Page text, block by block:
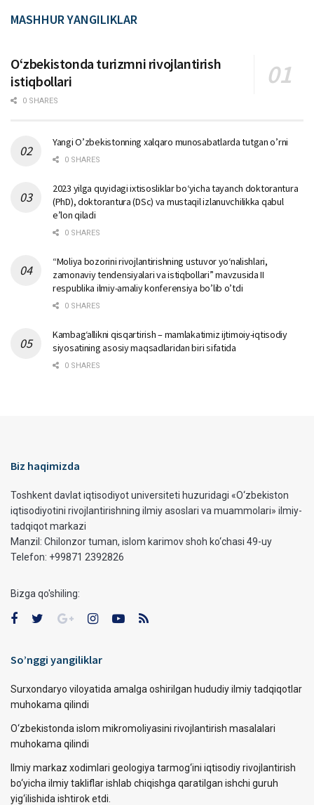
MASHHUR YANGILIKLAR
Oʻzbekistonda turizmni rivojlantirish
istiqbollari
0 SHARES
Yangi O’zbekistonning xalqaro munosabatlarda tutgan o’rni
0 SHARES
2023 yilga quyidagi ixtisosliklar bо‘yicha tayanch doktorantura
(PhD), doktorantura (DSc) va mustaqil izlanuvchilikka qabul
e’lon qiladi
0 SHARES
“Moliya bozorini rivojlantirishning ustuvor yo‘nalishlari,
zamonaviy tendensiyalari va istiqbollari” mavzusida II
respublika ilmiy-amaliy konferensiya bo’lib o’tdi
0 SHARES
Kambag‘allikni qisqartirish – mamlakatimiz ijtimoiy-iqtisodiy
siyosatining asosiy maqsadlaridan biri sifatida
0 SHARES
Biz haqimizda
Toshkent davlat iqtisodiyot universiteti huzuridagi «O‘zbekiston
iqtisodiyotini rivojlantirishning ilmiy asoslari va muammolari» ilmiy-
tadqiqot markazi
Manzil: Chilonzor tuman, islom karimov shoh ko‘chasi 49-uy
Telefon: +99871 2392826
Bizga qo'shiling:
So’nggi yangiliklar
Surxondaryo viloyatida amalga oshirilgan hududiy ilmiy tadqiqotlar
muhokama qilindi
O‘zbekistonda islom mikromoliyasini rivojlantirish masalalari
muhokama qilindi
Ilmiy markaz xodimlari geologiya tarmog‘ini iqtisodiy rivojlantirish
bo‘yicha ilmiy takliflar ishlab chiqishga qaratilgan ishchi guruh
yig‘ilishida ishtirok etdi.